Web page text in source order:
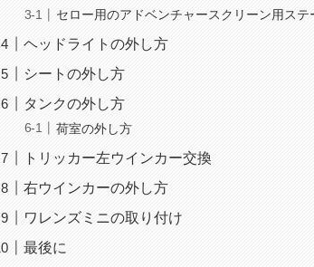
セロー用のアドベンチャースクリーン用ス
ヘッドライトの外し方
シートの外し方
タンクの外し方
荷室の外し方
トリッカー左ウインカー交換
右ウインカーの外し方
ワレンズミニの取り付け
最後に